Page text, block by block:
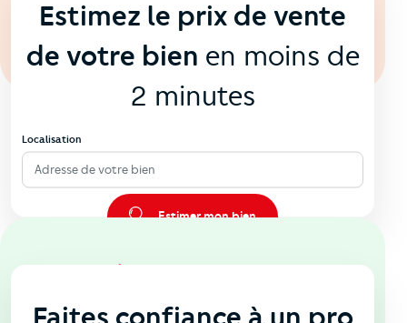
Estimez le prix de vente
de votre bien en moins de
2 minutes
Localisation
Adresse de votre bien
Estimer mon bien
En agence